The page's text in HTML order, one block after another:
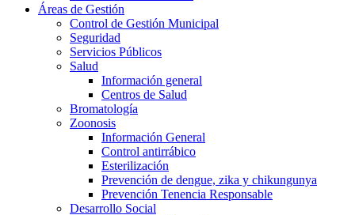
Áreas de Gestión
Control de Gestión Municipal
Seguridad
Servicios Públicos
Salud
Información general
Centros de Salud
Bromatología
Zoonosis
Información General
Control antirrábico
Esterilización
Prevención de dengue, zika y chikungunya
Prevención Tenencia Responsable
Desarrollo Social